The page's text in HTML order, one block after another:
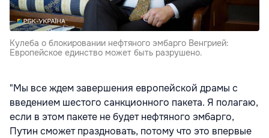
Кулеба о блокировании нефтяного эмбарго Венгрией:
Европейское единство может быть разрушено.
"Мы все ждем завершения европейской драмы с
введением шестого санкционного пакета. Я полагаю,
если в этом пакете не будет нефтяного эмбарго,
Путин сможет праздновать, потому что это впервые